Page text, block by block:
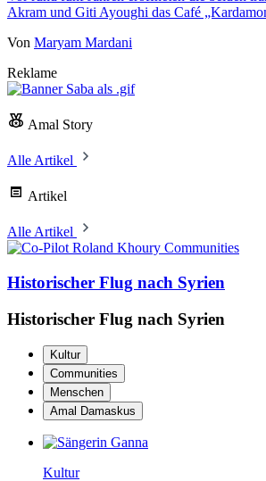
Akram und Giti Ayoughi das Café
Von Maryam Mardani
Reklame
Amal Story
Alle Artikel
Artikel
Alle Artikel
Communities
Historischer Flug nach Syrien
Historischer Flug nach Syrien
Kultur
Communities
Menschen
Amal Damaskus
Kultur